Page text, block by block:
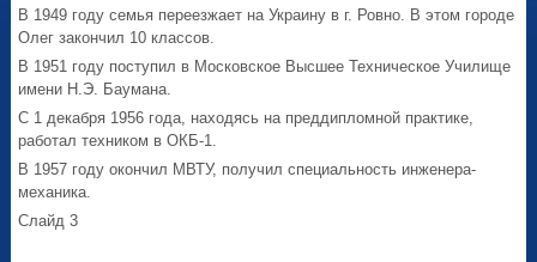
В 1949 году семья переезжает на Украину в г. Ровно. В этом городе
Олег закончил 10 классов.
В 1951 году поступил в Московское Высшее Техническое Училище
имени Н.Э. Баумана.
С 1 декабря 1956 года, находясь на преддипломной практике,
работал техником в ОКБ-1.
В 1957 году окончил МВТУ, получил специальность инженера-
механика.
Слайд 3